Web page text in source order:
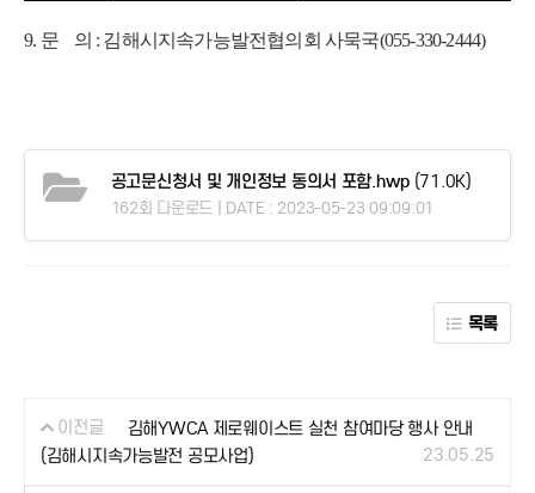
9. 문 의 : 김해시지속가능발전협의회 사묵국(055-330-2444)
공고문신청서 및 개인정보 동의서 포함.hwp (71.0K)
162회 다운로드 | DATE : 2023-05-23 09:09:01
목록
이전글
김해YWCA 제로웨이스트 실천 참여마당 행사 안내
(김해시지속가능발전 공모사업)
23.05.25